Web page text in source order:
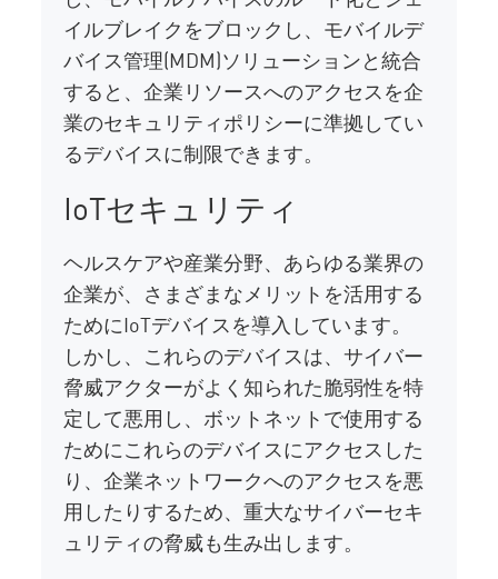
イルブレイクをブロックし、モバイルデ
バイス管理(MDM)ソリューションと統合
すると、企業リソースへのアクセスを企
業のセキュリティポリシーに準拠してい
るデバイスに制限できます。
IoTセキュリティ
ヘルスケアや産業分野、あらゆる業界の
企業が、さまざまなメリットを活用する
ためにIoTデバイスを導入しています。
しかし、これらのデバイスは、サイバー
脅威アクターがよく知られた脆弱性を特
定して悪用し、ボットネットで使用する
ためにこれらのデバイスにアクセスした
り、企業ネットワークへのアクセスを悪
用したりするため、重大なサイバーセキ
ュリティの脅威も生み出します。